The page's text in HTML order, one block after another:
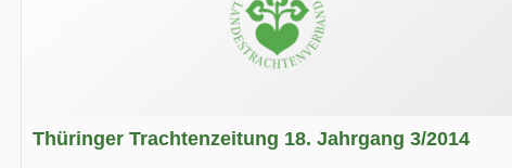
Thüringer Trachtenzeitung 18. Jahrgang 3/2014